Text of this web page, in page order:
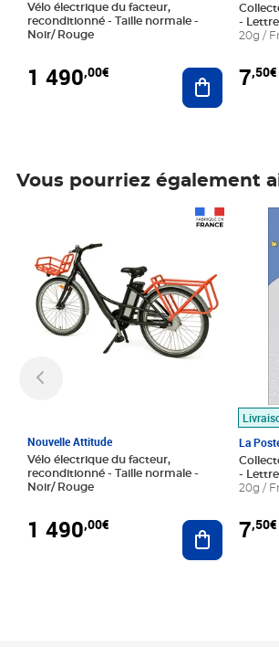
Vélo électrique du facteur,
reconditionné - Taille normale -
Noir/ Rouge
1 490,00€ Ajouter au
-
20g /
7,50€
Vous pourriez également
Nouvelle Attitude
Vélo électrique du facteur,
reconditionné - Taille normale -
Noir/ Rouge
1 490,00€ Ajouter au
La
-
20g /
7,50€
Prix